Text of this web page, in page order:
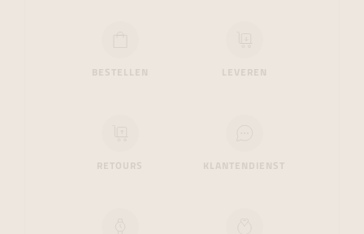
BESTELLEN LEVEREN
RETOURS KLANTENDIENST